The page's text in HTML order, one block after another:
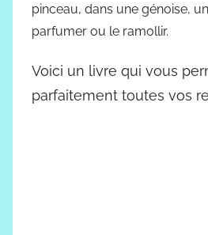
pinceau, dans une génoise,
parfumer ou le ramollir.
Voici un livre qui vous
parfaitement toutes vos